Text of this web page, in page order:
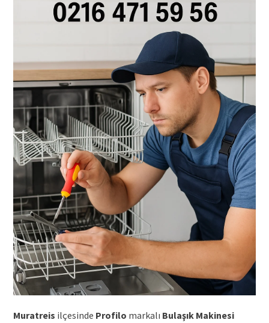
Muratreis ilçesinde Profilo markalı Bulaşık Makinesi